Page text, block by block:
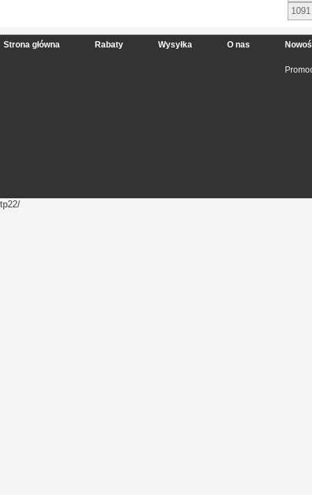
1091
Strona główna Rabaty Wysyłka O nas
tp22/